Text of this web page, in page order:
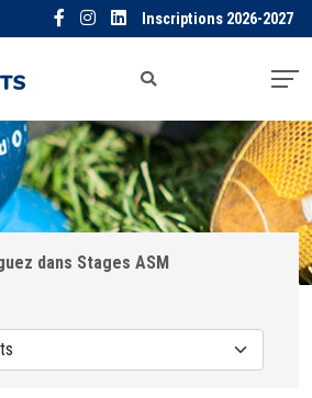
Inscriptions 2026-2027
dans Stages ASM